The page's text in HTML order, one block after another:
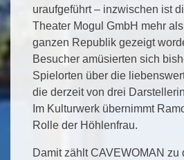
uraufgeführt – inzwischen ist
Theater Mogul GmbH mehr
ganzen Republik gezeigt
Besucher amüsierten sich
Spielorten über die
die derzeit von drei
Im Kulturwerk übernimmt
Rolle der Höhlenfrau.
Damit zählt CAVEWOMAN zu